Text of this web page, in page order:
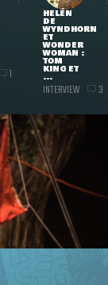
1
HELEN
DE
WYNDHORN
ET
WONDER
WOMAN :
TOM
KING ET
...
INTERVIEW 3